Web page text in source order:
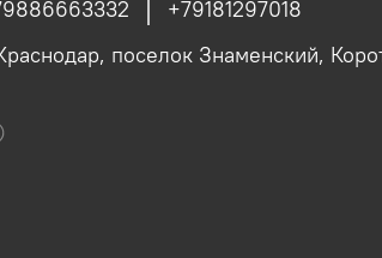
+79181297018
поселок Знаменский,